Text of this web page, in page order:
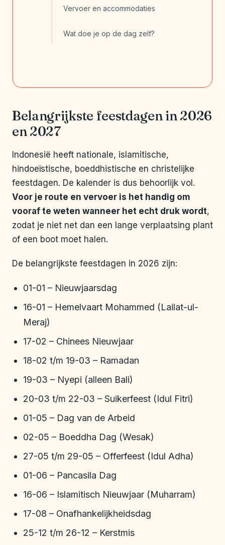
Vervoer en accommodaties
Wat doe je op de dag zelf?
Belangrijkste feestdagen in 2026
en 2027
Indonesië heeft nationale, islamitische,
hindoeïstische, boeddhistische en christelijke
feestdagen. De kalender is dus behoorlijk vol.
Voor je route en vervoer is het handig om
vooraf te weten wanneer het echt druk wordt,
zodat je niet net dan een lange verplaatsing plant
of een boot moet halen.
De belangrijkste feestdagen in 2026 zijn:
01-01 – Nieuwjaarsdag
16-01 – Hemelvaart Mohammed (Lailat-ul-
Meraj)
17-02 – Chinees Nieuwjaar
18-02 t/m 19-03 – Ramadan
19-03 – Nyepi (alleen Bali)
20-03 t/m 22-03 – Suikerfeest (Idul Fitri)
01-05 – Dag van de Arbeid
02-05 – Boeddha Dag (Wesak)
27-05 t/m 29-05 – Offerfeest (Idul Adha)
01-06 – Pancasila Dag
16-06 – Islamitisch Nieuwjaar (Muharram)
17-08 – Onafhankelijkheidsdag
25-12 t/m 26-12 – Kerstmis